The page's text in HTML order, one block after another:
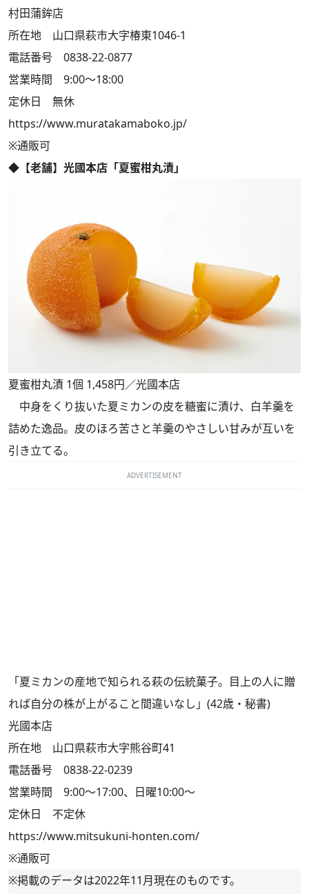
村田蒲鉾店
所在地 山口県萩市大字椿東1046-1
電話番号 0838-22-0877
営業時間 9:00～18:00
定休日 無休
https://www.muratakamaboko.jp/
※通販可
◆【老舗】光國本店「夏蜜柑丸漬」
夏蜜柑丸漬 1個 1,458円／光國本店
中身をくり抜いた夏ミカンの皮を糖蜜に漬け、白羊羹を
詰めた逸品。皮のほろ苦さと羊羹のやさしい甘みが互いを
引き立てる。
ADVERTISEMENT
「夏ミカンの産地で知られる萩の伝統菓子。目上の人に贈
れば自分の株が上がること間違いなし」(42歳・秘書)
光國本店
所在地 山口県萩市大字熊谷町41
電話番号 0838-22-0239
営業時間 9:00～17:00、日曜10:00～
定休日 不定休
https://www.mitsukuni-honten.com/
※通販可
※掲載のデータは2022年11月現在のものです。